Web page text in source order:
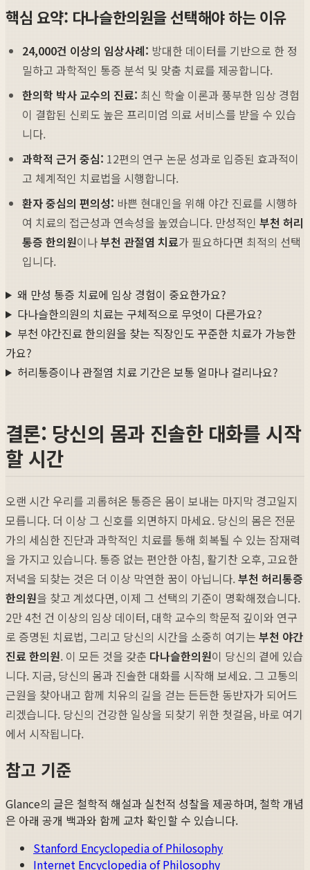
핵심 요약: 다나슬한의원을 선택해야 하는 이유
24,000건 이상의 임상사례: 방대한 데이터를 기반으로 한 정
밀하고 과학적인 통증 분석 및 맞춤 치료를 제공합니다.
한의학 박사 교수의 진료: 최신 학술 이론과 풍부한 임상 경험
이 결합된 신뢰도 높은 프리미엄 의료 서비스를 받을 수 있습
니다.
과학적 근거 중심: 12편의 연구 논문 성과로 입증된 효과적이
고 체계적인 치료법을 시행합니다.
환자 중심의 편의성: 바쁜 현대인을 위해 야간 진료를 시행하
여 치료의 접근성과 연속성을 높였습니다. 만성적인 부천 허리
통증 한의원이나부천 관절염 치료가 필요하다면 최적의 선택
입니다.
왜 만성 통증 치료에 임상 경험이 중요한가요?
다나슬한의원의 치료는 구체적으로 무엇이 다른가요?
부천 야간진료 한의원을 찾는 직장인도 꾸준한 치료가 가능한
가요?
허리통증이나 관절염 치료 기간은 보통 얼마나 걸리나요?
결론: 당신의 몸과 진솔한 대화를 시작
할 시간
오랜 시간 우리를 괴롭혀온 통증은 몸이 보내는 마지막 경고일지
모릅니다. 더 이상 그 신호를 외면하지 마세요. 당신의 몸은 전문
가의 세심한 진단과 과학적인 치료를 통해 회복될 수 있는 잠재력
을 가지고 있습니다. 통증 없는 편안한 아침, 활기찬 오후, 고요한
저녁을 되찾는 것은 더 이상 막연한 꿈이 아닙니다.부천 허리통증
한의원을 찾고 계셨다면, 이제 그 선택의 기준이 명확해졌습니다.
2만 4천 건 이상의 임상 데이터, 대학 교수의 학문적 깊이와 연구
로 증명된 치료법, 그리고 당신의 시간을 소중히 여기는 부천 야간
진료 한의원. 이 모든 것을 갖춘 다나슬한의원이 당신의 곁에 있습
니다. 지금, 당신의 몸과 진솔한 대화를 시작해 보세요. 그 고통의
근원을 찾아내고 함께 치유의 길을 걷는 든든한 동반자가 되어드
리겠습니다. 당신의 건강한 일상을 되찾기 위한 첫걸음, 바로 여기
에서 시작됩니다.
참고 기준
Glance의 글은 철학적 해설과 실천적 성찰을 제공하며, 철학 개념
은 아래 공개 백과와 함께 교차 확인할 수 있습니다.
Stanford Encyclopedia of Philosophy
Internet Encyclopedia of Philosophy